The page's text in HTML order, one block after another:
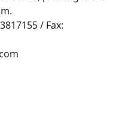
/ Fax: